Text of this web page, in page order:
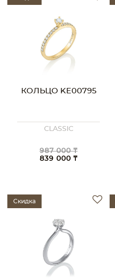
КОЛЬЦО KE00795
CLASSIC
987 000 ₸
839 000 ₸
Скидка